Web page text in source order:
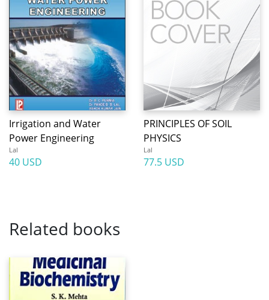
Irrigation and Water
Power Engineering
Lal
40 USD
PRINCIPLES OF SOIL
PHYSICS
Lal
77.5 USD
Related books